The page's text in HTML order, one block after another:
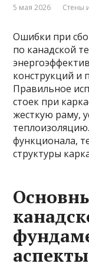
5 мая 2026 Стены
Ошибки при
по канадской
конструкций и
Правильное
стоек при
жесткую раму,
функционала,
структуры
аспекты